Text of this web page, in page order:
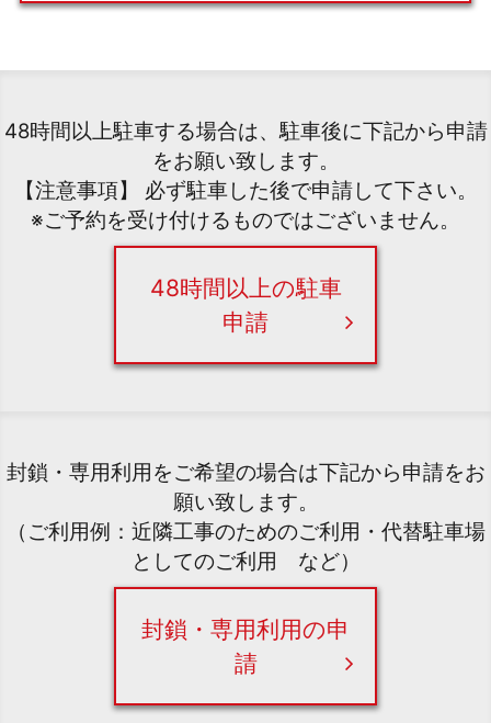
48時間以上駐車する場合は、駐車後に下記から申請
をお願い致します。
【注意事項】 必ず駐車した後で申請して下さい。
※ご予約を受け付けるものではございません。
48時間以上の駐車
申請
封鎖・専用利用をご希望の場合は下記から申請をお
願い致します。
（ご利用例：近隣工事のためのご利用・代替駐車場
としてのご利用 など）
封鎖・専用利用の申
請